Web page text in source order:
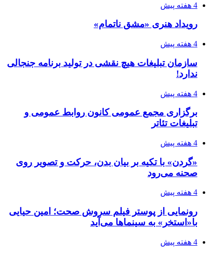
4 هفته پیش
رویداد هنری «مشق ناتمام»
4 هفته پیش
سازمان تبلیغات هیچ نقشی در تولید برنامه جنجالی
ندارد!
4 هفته پیش
برگزاری مجمع عمومی کانون روابط عمومی و
تبلیغات تئاتر
4 هفته پیش
«گردن» با تکیه بر بیان بدن، حرکت و تصویر روی
صحنه می‌رود
4 هفته پیش
رونمایی از پوستر فیلم سروش صحت؛ امین حیایی
با«استخر» به سینماها می‌آید
4 هفته پیش